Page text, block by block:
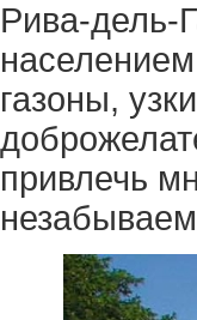
Рива-дель-
газоны,
привлечь